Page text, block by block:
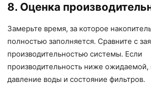
8. Оценка
Замерьте время, за которое
полностью заполняется. Сравните с
производительностью системы. Если
производительность ниже ожидаемой,
давление воды и состояние фильтров.